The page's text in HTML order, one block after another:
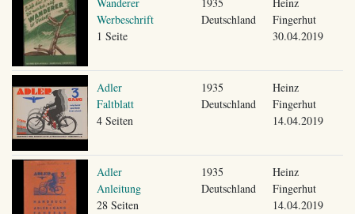
Werbeschrift
1 Seite
Deutschland
Fingerhut
30.04.2019
Adler
Faltblatt
4 Seiten
1935
Deutschland
Heinz
Fingerhut
14.04.2019
Adler
Anleitung
28 Seiten
1935
Deutschland
Heinz
Fingerhut
14.04.2019